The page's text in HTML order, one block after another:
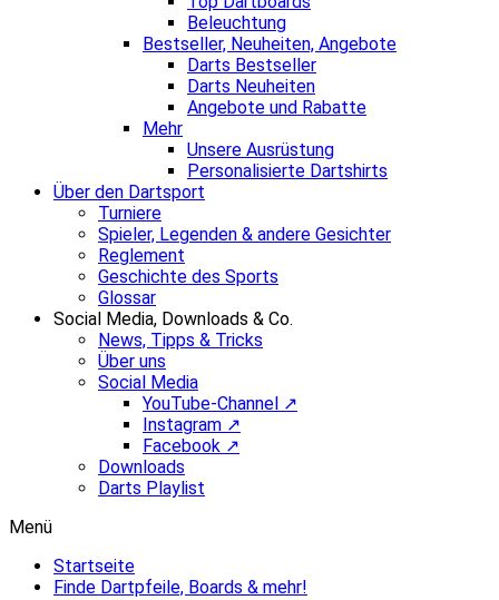
Beleuchtung
Bestseller, Neuheiten, Angebote
Darts Bestseller
Darts Neuheiten
Angebote und Rabatte
Mehr
Unsere Ausrüstung
Personalisierte Dartshirts
Über den Dartsport
Turniere
Spieler, Legenden & andere Gesichter
Reglement
Geschichte des Sports
Glossar
Social Media, Downloads & Co.
News, Tipps & Tricks
Über uns
Social Media
YouTube-Channel ↗
Instagram ↗
Facebook ↗
Downloads
Darts Playlist
Menü
Startseite
Finde Dartpfeile, Boards & mehr!